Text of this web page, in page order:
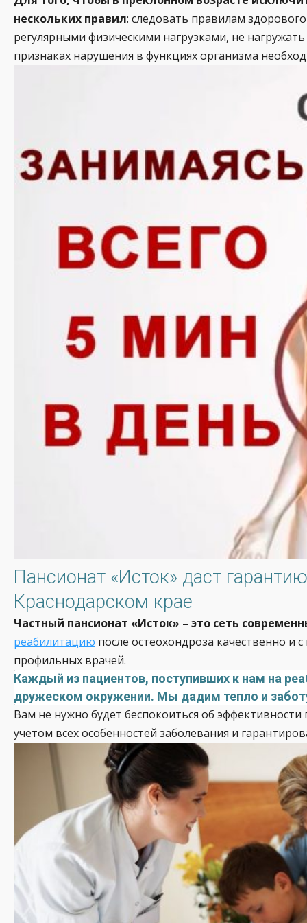
нескольких правил: следовать правилам
регулярными физическими нагрузками, не
признаках нарушения в функциях организма
Пансионат «Исток» даст
Краснодарском крае
Частный пансионат «Исток» – это сеть
реабилитацию после остеохондроза качественно
профильных врачей.
Каждый из пациентов, поступивших к нам на
дружеском окружении. Мы дадим тепло и
Вам не нужно будет беспокоиться об
учётом всех особенностей заболевания и